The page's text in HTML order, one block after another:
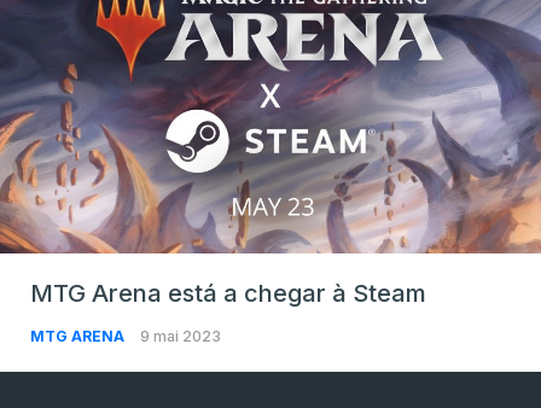
MTG Arena está a chegar à Steam
MTG ARENA 9 mai 2023